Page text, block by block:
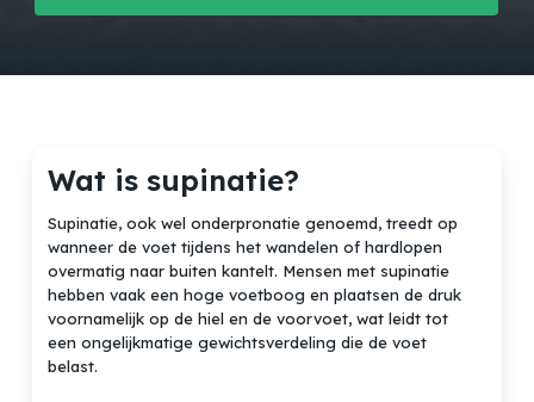
Wat is supinatie?
Supinatie, ook wel onderpronatie genoemd, treedt op
wanneer de voet tijdens het wandelen of hardlopen
overmatig naar buiten kantelt. Mensen met supinatie
hebben vaak een hoge voetboog en plaatsen de druk
voornamelijk op de hiel en de voorvoet, wat leidt tot
een ongelijkmatige gewichtsverdeling die de voet
belast.